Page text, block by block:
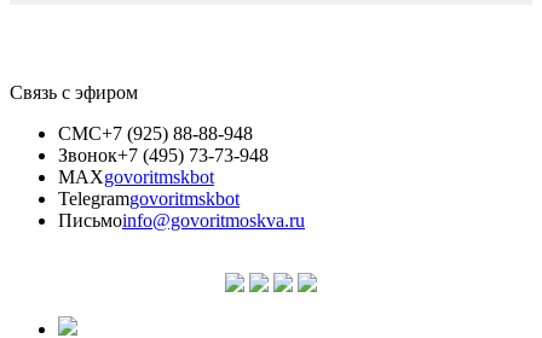
Связь с эфиром
СМС+7 (925) 88-88-948
Звонок+7 (495) 73-73-948
MAXgovoritmskbot
Telegramgovoritmskbot
Письмоinfo@govoritmoskva.ru